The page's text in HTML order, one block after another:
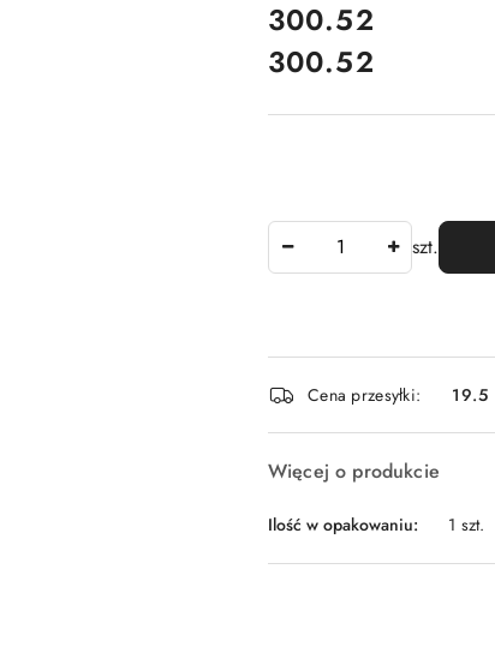
cena:
300.52
Cena:
300.52
szt.
Dostępność
i
dostawa
Cena przesyłki: 19.5
Więcej o produkcie
Ilość w opakowaniu: 1 szt.